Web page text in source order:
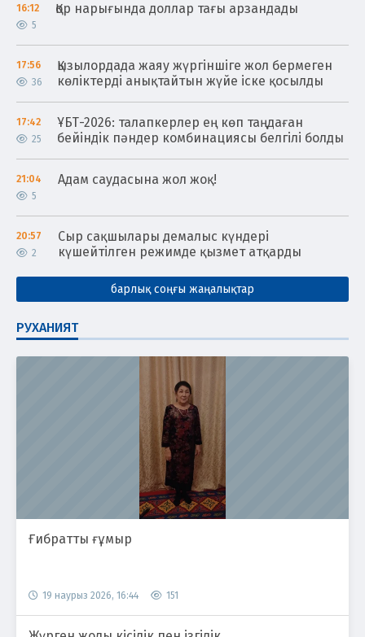
16:12
5
Қор нарығында доллар тағы арзандады
17:56
36
Қызылордада жаяу жүргіншіге жол бермеген
көліктерді анықтайтын жүйе іске қосылды
17:42
25
ҰБТ-2026: талапкерлер ең көп таңдаған
бейіндік пәндер комбинациясы белгілі болды
21:04
5
Адам саудасына жол жоқ!
20:57
2
Сыр сақшылары демалыс күндері
күшейтілген режимде қызмет атқарды
барлық соңғы жаңалықтар
РУХАНИЯТ
Ғибратты ғұмыр
19 наурыз 2026, 16:44 151